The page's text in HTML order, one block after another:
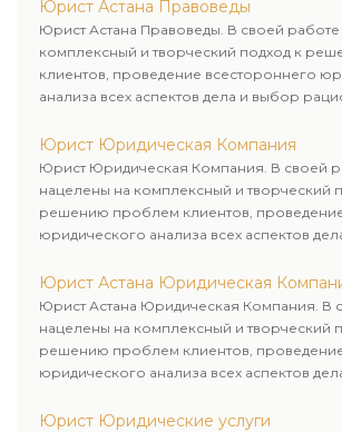
Юрист Астана Правоведы
Юрист Астана Правоведы. В своей
комплексный и творческий подход к
клиентов, проведение всестороннего
анализа всех аспектов дела и выбор
Юрист Юридическая Компания
Юрист Юридическая Компания. В своей
нацелены на комплексный и творческий
решению проблем клиентов,
юридического анализа всех аспектов
Юрист Астана Юридическая
Юрист Астана Юридическая Компания. В
нацелены на комплексный и творческий
решению проблем клиентов,
юридического анализа всех аспектов
Юрист Юридические услуги